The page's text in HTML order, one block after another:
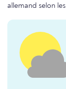
allemand selon